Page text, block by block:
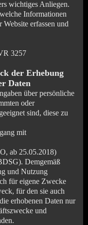
wichtiges Anliegen.
Informationen
erfassen und
3257
der Erhebung
Daten
über persönliche
oder
sind, diese zu
mit
ab 25.05.2018)
Demgemäß
und Nutzung
für eigene Zwecke
für den sie auch
erhobenen Daten nur
und